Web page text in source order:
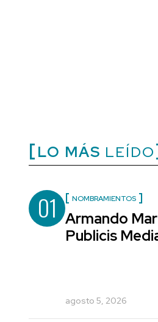
LO MÁS LEÍDO
01 NOMBRAMIENTOS
Armando
Publicis
agosto 5, 2026